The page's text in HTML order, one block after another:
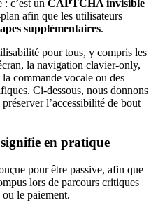
c’est un CAPTCHA invisible
afin que les utilisateurs
supplémentaires.
pour tous, y compris les
la navigation clavier-only,
commande vocale ou des
Ci-dessous, nous donnons
l’accessibilité de bout
en pratique
pour être passive, afin que
lors de parcours critiques
le paiement.